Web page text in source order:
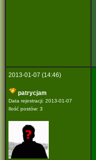
2013-01-07 (14:46)
patrycjam
Data rejestracji: 2013-01-07
Ilość postów: 3